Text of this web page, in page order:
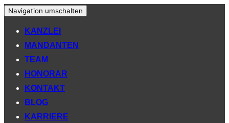
Navigation umschalten
KANZLEI
MANDANTEN
TEAM
HONORAR
KONTAKT
BLOG
KARRIERE